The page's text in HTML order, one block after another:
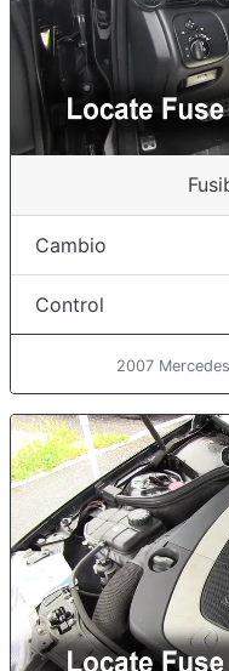
Cambio
Control
2007